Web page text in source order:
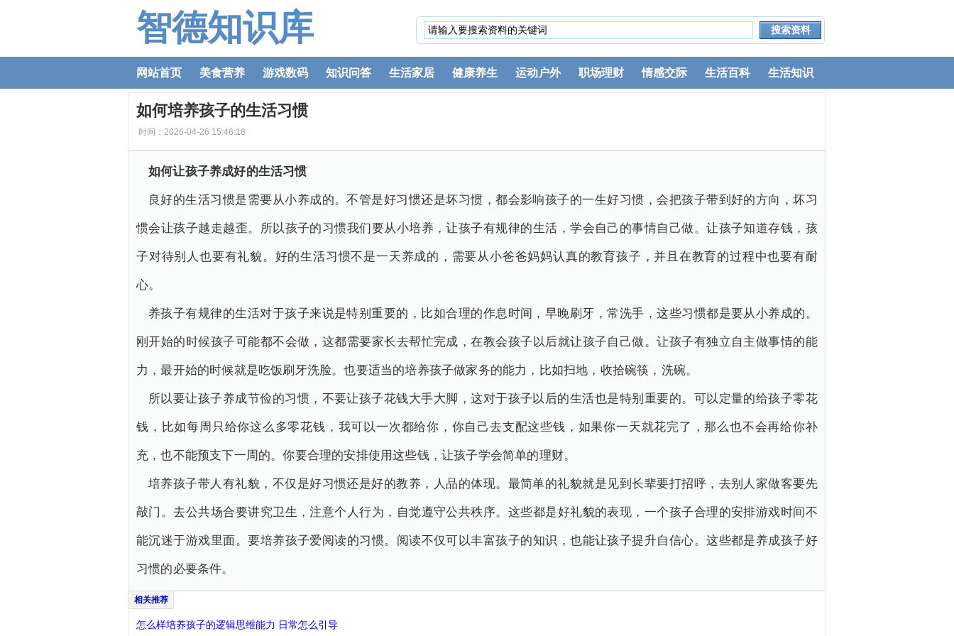
智德知识库
网站首页 美食营养 游戏数码 知识问答 生活家居 健康养生 运动户外 职场理财 情感交际 生活百科 生活知识
如何培养孩子的生活习惯
时间：2026-04-26 15:46:18
如何让孩子养成好的生活习惯
良好的生活习惯是需要从小养成的。不管是好习惯还是坏习惯，都会影响孩子的一生好习惯，会把孩子带到好的方向，坏习
惯会让孩子越走越歪。所以孩子的习惯我们要从小培养，让孩子有规律的生活，学会自己的事情自己做。让孩子知道存钱，孩
子对待别人也要有礼貌。好的生活习惯不是一天养成的，需要从小爸爸妈妈认真的教育孩子，并且在教育的过程中也要有耐
心。
养孩子有规律的生活对于孩子来说是特别重要的，比如合理的作息时间，早晚刷牙，常洗手，这些习惯都是要从小养成的。
刚开始的时候孩子可能都不会做，这都需要家长去帮忙完成，在教会孩子以后就让孩子自己做。让孩子有独立自主做事情的能
力，最开始的时候就是吃饭刷牙洗脸。也要适当的培养孩子做家务的能力，比如扫地，收拾碗筷，洗碗。
所以要让孩子养成节俭的习惯，不要让孩子花钱大手大脚，这对于孩子以后的生活也是特别重要的。可以定量的给孩子零花
钱，比如每周只给你这么多零花钱，我可以一次都给你，你自己去支配这些钱，如果你一天就花完了，那么也不会再给你补
充，也不能预支下一周的。你要合理的安排使用这些钱，让孩子学会简单的理财。
培养孩子带人有礼貌，不仅是好习惯还是好的教养，人品的体现。最简单的礼貌就是见到长辈要打招呼，去别人家做客要先
敲门。去公共场合要讲究卫生，注意个人行为，自觉遵守公共秩序。这些都是好礼貌的表现，一个孩子合理的安排游戏时间不
能沉迷于游戏里面。要培养孩子爱阅读的习惯。阅读不仅可以丰富孩子的知识，也能让孩子提升自信心。这些都是养成孩子好
习惯的必要条件。
怎么样培养孩子的逻辑思维能力 日常怎么引导